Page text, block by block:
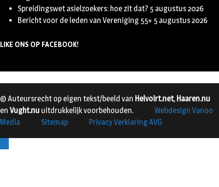
Spreidingswet asielzoekers: hoe zit dat? 5 augustus 2026
Bericht voor de leden van Vereniging 55+ 5 augustus 2026
LIKE ONS OP FACEBOOK!
© Auteursrecht op eigen tekst/beeld van Helvoirt.net, Haaren.nu
en Vught.nu uitdrukkelijk voorbehouden.
Webdesign Vanoo
Media
Sitemap Privacy Verklaring AVG